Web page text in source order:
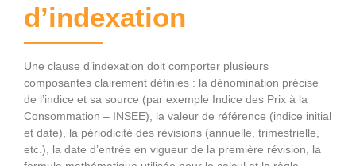
d’indexation
Une clause d’indexation doit comporter plusieurs
composantes clairement définies : la dénomination précise
de l’indice et sa source (par exemple Indice des Prix à la
Consommation – INSEE), la valeur de référence (indice initial
et date), la périodicité des révisions (annuelle, trimestrielle,
etc.), la date d’entrée en vigueur de la première révision, la